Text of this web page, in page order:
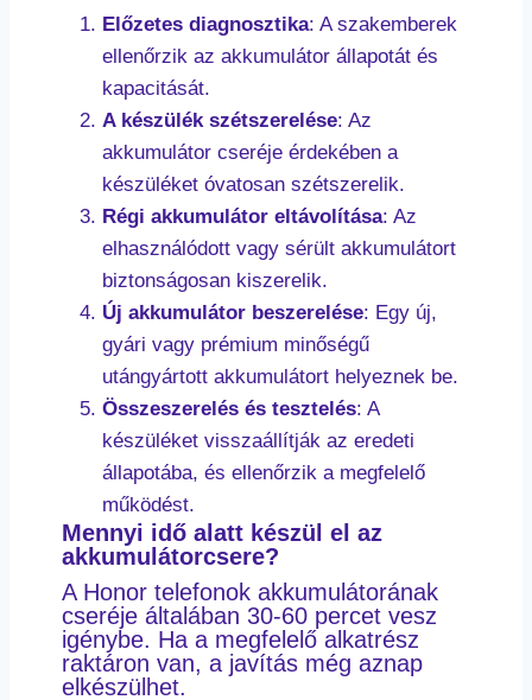
Előzetes diagnosztika: A szakemberek
ellenőrzik az akkumulátor állapotát és
kapacitását.
A készülék szétszerelése: Az
akkumulátor cseréje érdekében a
készüléket óvatosan szétszerelik.
Régi akkumulátor eltávolítása: Az
elhasználódott vagy sérült akkumulátort
biztonságosan kiszerelik.
Új akkumulátor beszerelése: Egy új,
gyári vagy prémium minőségű
utángyártott akkumulátort helyeznek be.
Összeszerelés és tesztelés: A
készüléket visszaállítják az eredeti
állapotába, és ellenőrzik a megfelelő
működést.
Mennyi idő alatt készül el az
akkumulátorcsere?
A Honor telefonok akkumulátorának
cseréje általában 30-60 percet vesz
igénybe. Ha a megfelelő alkatrész
raktáron van, a javítás még aznap
elkészülhet.